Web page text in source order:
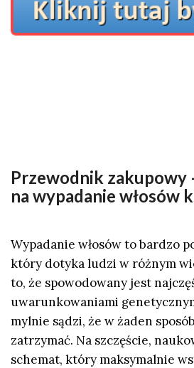
Przewodnik zakupowy
na wypadanie włosów
Wypadanie włosów to bardzo
który dotyka ludzi w różnym
to, że spowodowany jest
uwarunkowaniami
mylnie sądzi, że w żaden
zatrzymać. Na szczęście,
schemat, który maksymalnie